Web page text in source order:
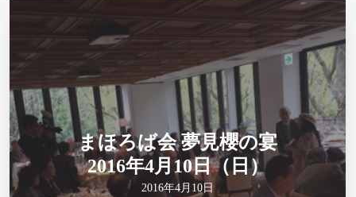
まほろば会 夢見櫻の宴
2016年4月10日（日）
2016年4月10日